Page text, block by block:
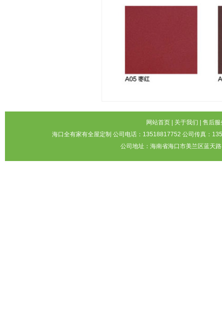
网站首页 关于我们
售后服
海口全有家有全屋定制 公司电话：13518817752 公司传真：
公司地址：海南省海口市美兰区蓝天